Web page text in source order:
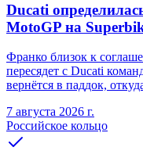
Ducati
MotoGP на
Франко близок к
пересядет с Ducati
вернётся в паддок,
7 августа 2026 г.
Российское кольцо